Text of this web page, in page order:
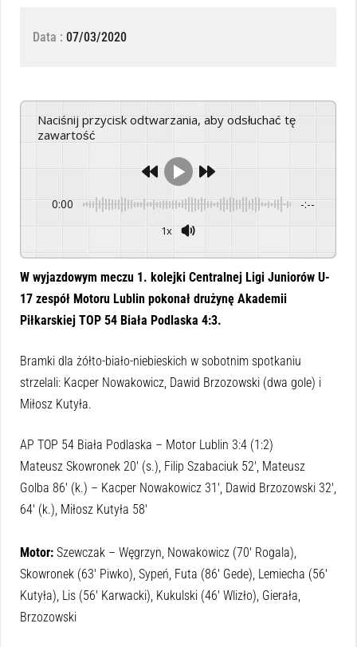
Data : 07/03/2020
Naciśnij przycisk odtwarzania, aby odsłuchać tę
zawartość
0:00 -:--
1x
W wyjazdowym meczu 1. kolejki Centralnej Ligi Juniorów U-
17 zespół Motoru Lublin pokonał drużynę Akademii
Piłkarskiej TOP 54 Biała Podlaska 4:3.
Bramki dla żółto-biało-niebieskich w sobotnim spotkaniu
strzelali: Kacper Nowakowicz, Dawid Brzozowski (dwa gole) i
Miłosz Kutyła.
AP TOP 54 Biała Podlaska – Motor Lublin 3:4 (1:2)
Mateusz Skowronek 20′ (s.), Filip Szabaciuk 52′, Mateusz
Golba 86′ (k.) – Kacper Nowakowicz 31′, Dawid Brzozowski 32′,
64′ (k.), Miłosz Kutyła 58′
Motor: Szewczak – Węgrzyn, Nowakowicz (70′ Rogala),
Skowronek (63′ Piwko), Sypeń, Futa (86′ Gede), Lemiecha (56′
Kutyła), Lis (56′ Karwacki), Kukulski (46′ Wlizło), Gierała,
Brzozowski